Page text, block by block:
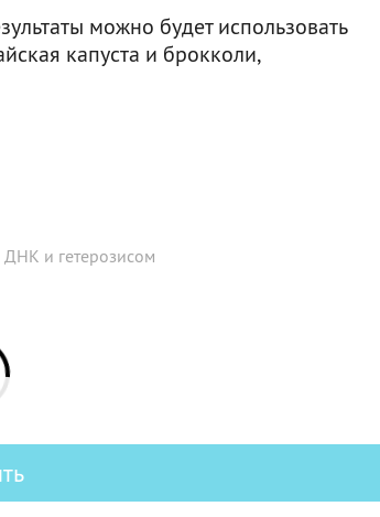
можно будет использовать
капуста и брокколи,
и гетерозисом